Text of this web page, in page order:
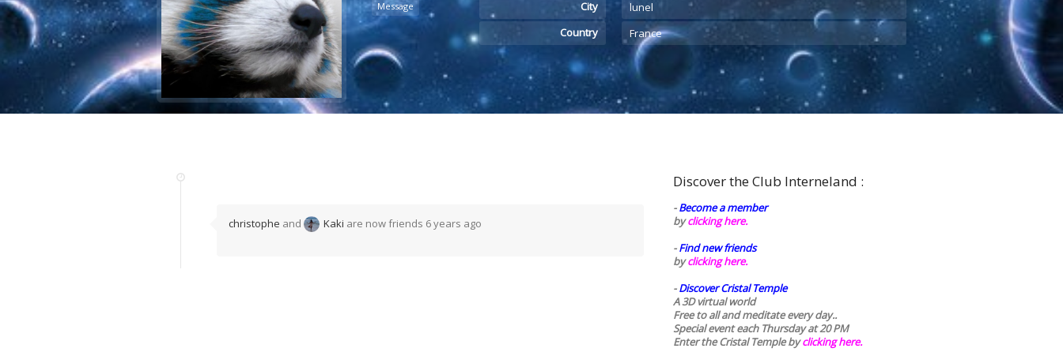
Message
City
lunel
Country
France
christophe and Kaki are now friends 6 years ago
Discover the Club Interneland :
-Become a member
byclicking here.
-Find new friends
byclicking here.
-Discover Cristal Temple
A 3D virtual world
Free to all and meditate every day..
Special event each Thursday at 20 PM
Enter the Cristal Temple byclicking here.